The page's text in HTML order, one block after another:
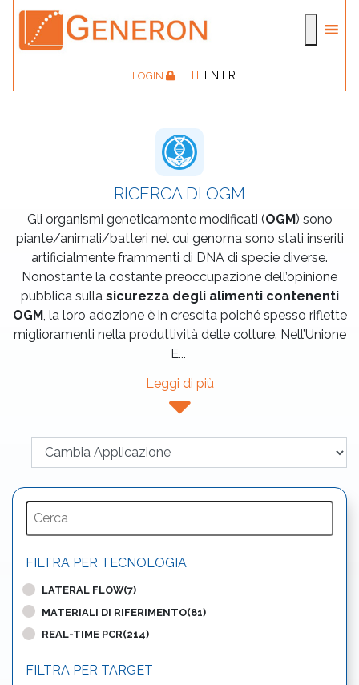
LOGIN IT EN FR
RICERCA DI OGM
Gli organismi geneticamente modificati (OGM) sono
piante/animali/batteri nel cui genoma sono stati inseriti
artificialmente frammenti di DNA di specie diverse.
Nonostante la costante preoccupazione dell’opinione
pubblica sulla sicurezza degli alimenti contenenti
OGM, la loro adozione è in crescita poiché spesso riflette
miglioramenti nella produttività delle colture. Nell’Unione
E...
Leggi di più
FILTRA PER TECNOLOGIA
LATERAL FLOW(7)
MATERIALI DI RIFERIMENTO(81)
REAL-TIME PCR(214)
FILTRA PER TARGET